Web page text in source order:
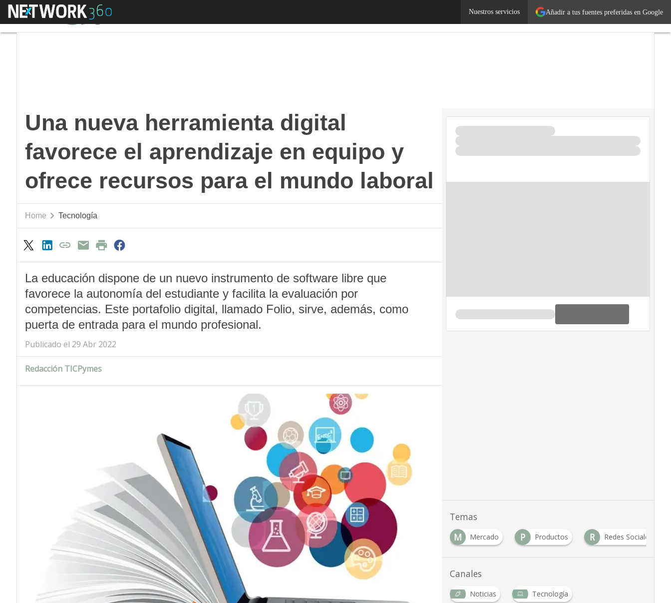
Añadir a tus fuentes preferidas en Google
Nuestros servicios
Menú Una nueva herramienta digital favorece el aprendizaje en equipo y ofrece recursos para el mundo laboralAutónomos
Emprendedores
Legislación
Una nueva herramienta digital
favorece el aprendizaje en equipo y
ofrece recursos para el mundo laboral
Home Tecnología
La educación dispone de un nuevo instrumento de software libre que
favorece la autonomía del estudiante y facilita la evaluación por
competencias. Este portafolio digital, llamado Folio, sirve, además, como
puerta de entrada para el mundo profesional.
Publicado el 29 Abr 2022
Redacción TICPymes
Temas
M Mercado P Productos R Redes Sociales
Canales
Noticias Tecnología